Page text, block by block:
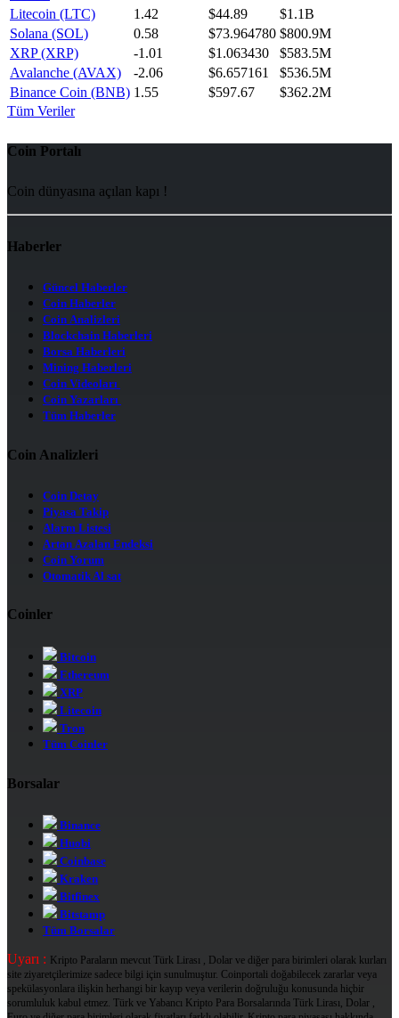
Litecoin (LTC)
1.42 $44.89
$1.1B
Solana (SOL)
0.58 $73.964780 $800.9M
XRP (XRP)
-1.01 $1.063430
$583.5M
Avalanche (AVAX)
-2.06 $6.657161
$536.5M
Binance Coin (BNB) 1.55 $597.67
$362.2M
Tüm Veriler
Coin Portalı
Coin dünyasına açılan kapı !
Haberler
Güncel Haberler
Coin Haberler
Coin Analizleri
Blockchain Haberleri
Borsa Haberleri
Mining Haberleri
Coin Videoları
Coin Yazarları
Tüm Haberler
Coin Analizleri
Coin Detay
Piyasa Takip
Alarm Listesi
Artan Azalan Endeksi
Coin Yorum
Otomatik Al sat
Coinler
Bitcoin
Ethereum
XRP
Litecoin
Tron
Tüm Coinler
Borsalar
Binance
Huobi
Coinbase
Kraken
Bitfinex
Bitstamp
Tüm Borsalar
Uyarı : Kripto Paraların mevcut Türk Lirası , Dolar ve diğer para birimleri olarak kurları
site ziyaretçilerimize sadece bilgi için sunulmuştur. Coinportali doğabilecek zararlar veya
spekülasyonlara ilişkin herhangi bir kayıp veya verilerin doğruluğu konusunda hiçbir
sorumluluk kabul etmez. Türk ve Yabancı Kripto Para Borsalarında Türk Lirası, Dolar ,